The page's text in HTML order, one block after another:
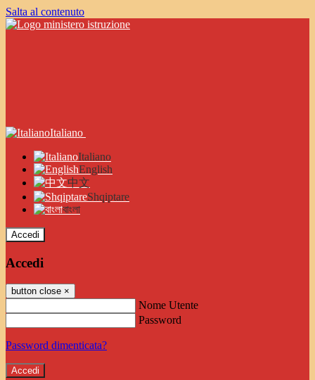
Salta al contenuto
Italiano
Italiano
English
中文
Shqiptare
বাংলা
Accedi
Accedi
button close ×
Nome Utente
Password
Password dimenticata?